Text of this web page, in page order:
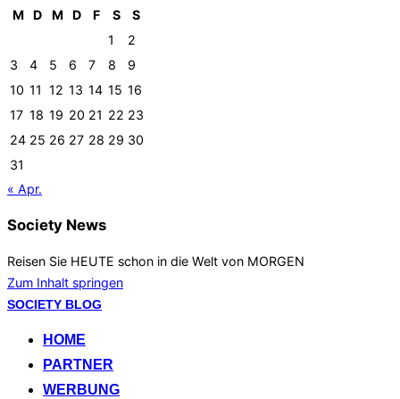
M
D M D F S
S
1
2
3
4 5 6 7 8
9
10 11 12 13 14 15 16
17 18 19 20 21 22 23
24 25 26 27 28 29 30
31
« Apr.
Society News
Reisen Sie HEUTE schon in die Welt von MORGEN
Zum Inhalt springen
SOCIETY BLOG
HOME
PARTNER
WERBUNG